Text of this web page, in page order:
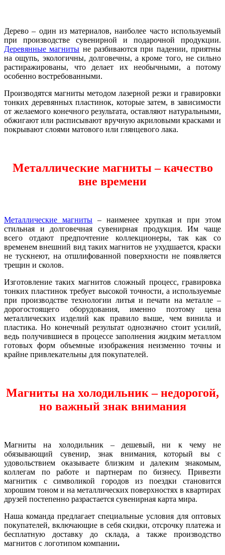
Дерево – один из материалов, наиболее часто используемый
при производстве сувенирной и подарочной продукции.
Деревянные магниты не разбиваются при падении, приятны
на ощупь, экологичны, долговечны, а кроме того, не сильно
растиражированы, что делает их необычными, а потому
особенно востребованными.
Производятся магниты методом лазерной резки и гравировки
тонких деревянных пластинок, которые затем, в зависимости
от желаемого конечного результата, оставляют натуральными,
обжигают или расписывают вручную акриловыми красками и
покрывают слоями матового или глянцевого лака.
Металлические магниты – качество
вне времени
Металлические магниты – наименее хрупкая и при этом
стильная и долговечная сувенирная продукция. Им чаще
всего отдают предпочтение коллекционеры, так как со
временем внешний вид таких магнитов не ухудшается, краски
не тускнеют, на отшлифованной поверхности не появляется
трещин и сколов.
Изготовление таких магнитов сложный процесс, гравировка
тонких пластинок требует высокой точности, а используемые
при производстве технологии литья и печати на металле –
дорогостоящего оборудования, именно поэтому цена
металлических изделий как правило выше, чем винила и
пластика. Но конечный результат однозначно стоит усилий,
ведь получившиеся в процессе заполнения жидким металлом
готовых форм объемные изображения неизменно точны и
крайне привлекательны для покупателей.
Магниты на холодильник – недорогой,
но важный знак внимания
Магниты на холодильник – дешевый, ни к чему не
обязывающий сувенир, знак внимания, который вы с
удовольствием оказываете близким и далеким знакомым,
коллегам по работе и партнерам по бизнесу. Привезти
магнитик с символикой городов из поездки становится
хорошим тоном и на металлических поверхностях в квартирах
друзей постепенно разрастается сувенирная карта мира.
Наша команда предлагает специальные условия для оптовых
покупателей, включающие в себя скидки, отсрочку платежа и
бесплатную доставку до склада, а также производство
магнитов с логотипом компании.